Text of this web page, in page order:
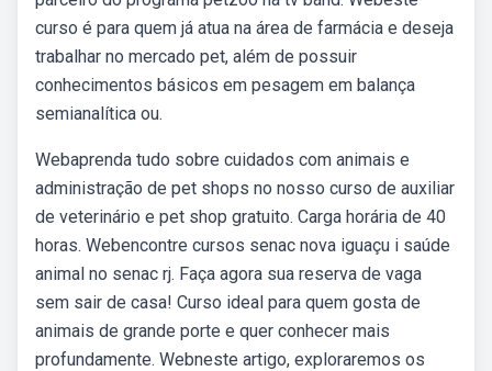
curso é para quem já atua na área de farmácia e deseja
trabalhar no mercado pet, além de possuir
conhecimentos básicos em pesagem em balança
semianalítica ou.
Webaprenda tudo sobre cuidados com animais e
administração de pet shops no nosso curso de auxiliar
de veterinário e pet shop gratuito. Carga horária de 40
horas. Webencontre cursos senac nova iguaçu i saúde
animal no senac rj. Faça agora sua reserva de vaga
sem sair de casa! Curso ideal para quem gosta de
animais de grande porte e quer conhecer mais
profundamente. Webneste artigo, exploraremos os